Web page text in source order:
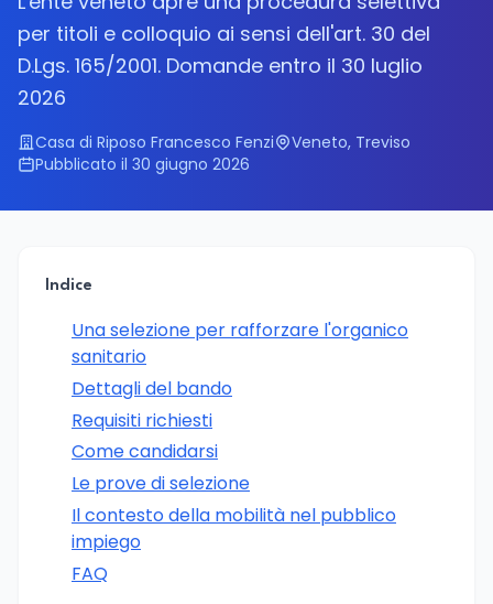
per titoli e colloquio ai sensi dell'art. 30 del
D.Lgs. 165/2001. Domande entro il 30 luglio
2026
Casa di Riposo Francesco Fenzi
Veneto, Treviso
Pubblicato il 30 giugno 2026
Indice
Una selezione per rafforzare l'organico
sanitario
Dettagli del bando
Requisiti richiesti
Come candidarsi
Le prove di selezione
Il contesto della mobilità nel pubblico
impiego
FAQ